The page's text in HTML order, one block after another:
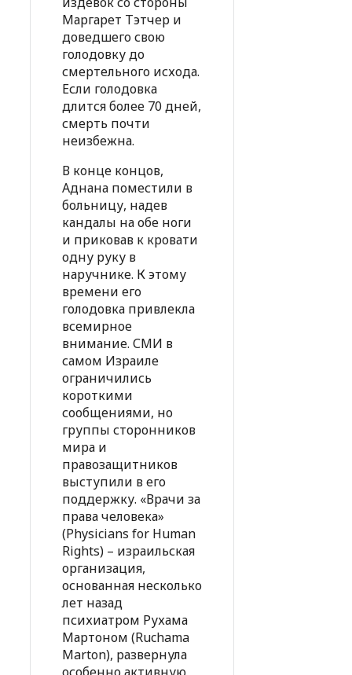
Маргарет Тэтчер и
доведшего свою
голодовку до
смертельного исхода.
Если голодовка
длится более 70 дней,
смерть почти
неизбежна.
В конце концов,
Аднана поместили в
больницу, надев
кандалы на обе ноги
и приковав к кровати
одну руку в
наручнике. К этому
времени его
голодовка привлекла
всемирное
внимание. СМИ в
самом Израиле
ограничились
короткими
сообщениями, но
группы сторонников
мира и
правозащитников
выступили в его
поддержку. «Врачи за
права человека»
(Physicians for Human
Rights) – израильская
организация,
основанная несколько
лет назад
психиатром Рухама
Мартоном (Ruchama
Marton), развернула